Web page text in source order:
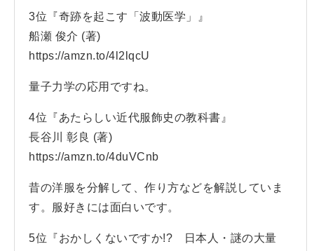
3位『奇跡を起こす「波動医学」』
船瀬 俊介 (著)
https://amzn.to/4l2lqcU
量子力学の応用ですね。
4位『あたらしい近代服飾史の教科書』
長谷川 彰良 (著)
https://amzn.to/4duVCnb
昔の洋服を分解して、作り方などを解説していま
す。服好きには面白いです。
5位『おかしくないですか!? 日本人・謎の大量